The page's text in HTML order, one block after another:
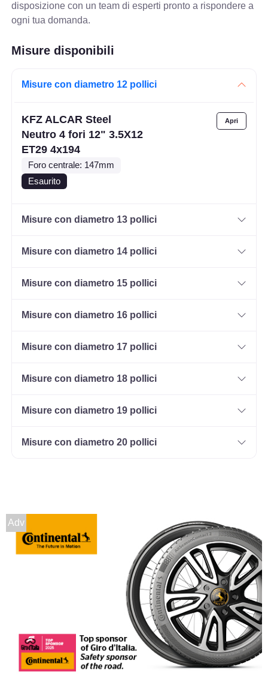
disposizione con un team di esperti pronto a rispondere a
ogni tua domanda.
Misure disponibili
Misure con diametro 12 pollici
KFZ ALCAR Steel
Neutro 4 fori 12" 3.5X12
ET29 4x194
Foro centrale: 147mm
Esaurito
Misure con diametro 13 pollici
Misure con diametro 14 pollici
Misure con diametro 15 pollici
Misure con diametro 16 pollici
Misure con diametro 17 pollici
Misure con diametro 18 pollici
Misure con diametro 19 pollici
Misure con diametro 20 pollici
Adv